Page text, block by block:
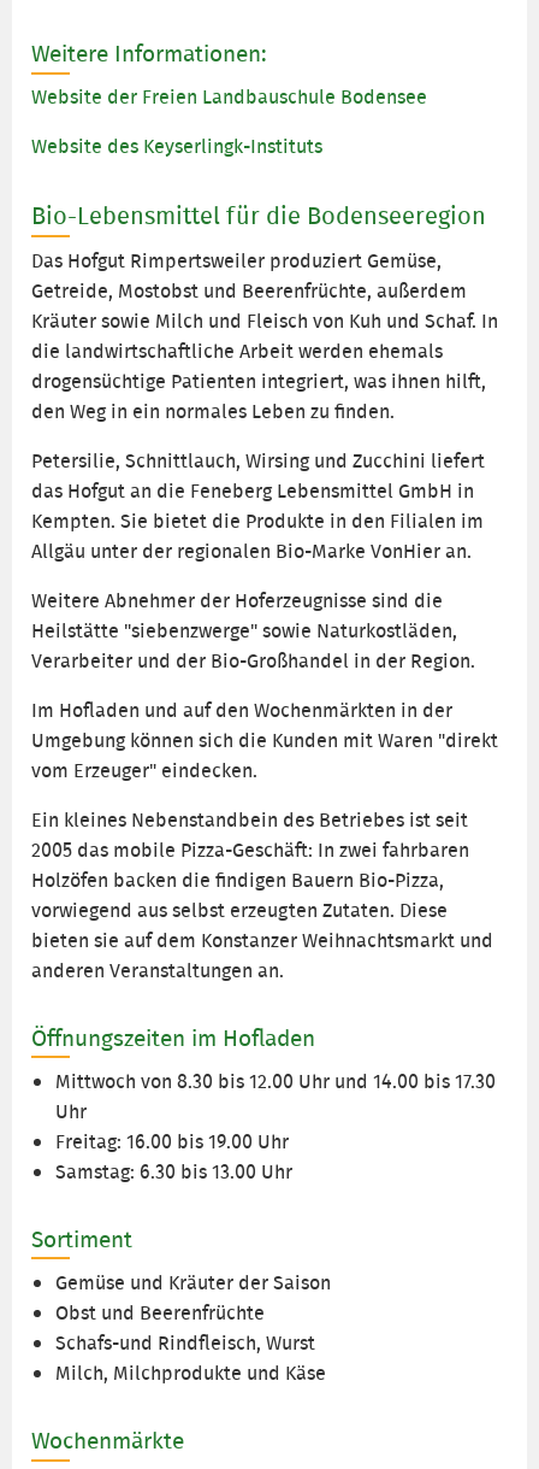
Weitere Informationen:
Website der Freien Landbauschule Bodensee
Website des Keyserlingk-Instituts
Bio-Lebensmittel für die Bodenseeregion
Das Hofgut Rimpertsweiler produziert Gemüse,
Getreide, Mostobst und Beerenfrüchte, außerdem
Kräuter sowie Milch und Fleisch von Kuh und Schaf. In
die landwirtschaftliche Arbeit werden ehemals
drogensüchtige Patienten integriert, was ihnen hilft,
den Weg in ein normales Leben zu finden.
Petersilie, Schnittlauch, Wirsing und Zucchini liefert
das Hofgut an die Feneberg Lebensmittel GmbH in
Kempten. Sie bietet die Produkte in den Filialen im
Allgäu unter der regionalen Bio-Marke VonHier an.
Weitere Abnehmer der Hoferzeugnisse sind die
Heilstätte "siebenzwerge" sowie Naturkostläden,
Verarbeiter und der Bio-Großhandel in der Region.
Im Hofladen und auf den Wochenmärkten in der
Umgebung können sich die Kunden mit Waren "direkt
vom Erzeuger" eindecken.
Ein kleines Nebenstandbein des Betriebes ist seit
2005 das mobile Pizza-Geschäft: In zwei fahrbaren
Holzöfen backen die findigen Bauern Bio-Pizza,
vorwiegend aus selbst erzeugten Zutaten. Diese
bieten sie auf dem Konstanzer Weihnachtsmarkt und
anderen Veranstaltungen an.
Öffnungszeiten im Hofladen
Mittwoch von 8.30 bis 12.00 Uhr und 14.00 bis 17.30
Uhr
Freitag: 16.00 bis 19.00 Uhr
Samstag: 6.30 bis 13.00 Uhr
Sortiment
Gemüse und Kräuter der Saison
Obst und Beerenfrüchte
Schafs-und Rindfleisch, Wurst
Milch, Milchprodukte und Käse
Wochenmärkte